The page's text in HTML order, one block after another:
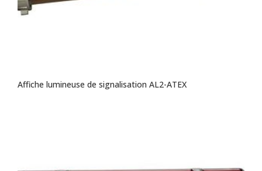
Affiche lumineuse de signalisation AL2-ATEX